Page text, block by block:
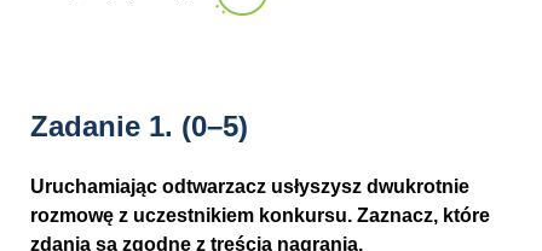
Zadanie 1. (0–5)
Uruchamiając odtwarzacz usłyszysz dwukrotnie
rozmowę z uczestnikiem konkursu. Zaznacz, które
zdania są zgodne z treścią nagrania.